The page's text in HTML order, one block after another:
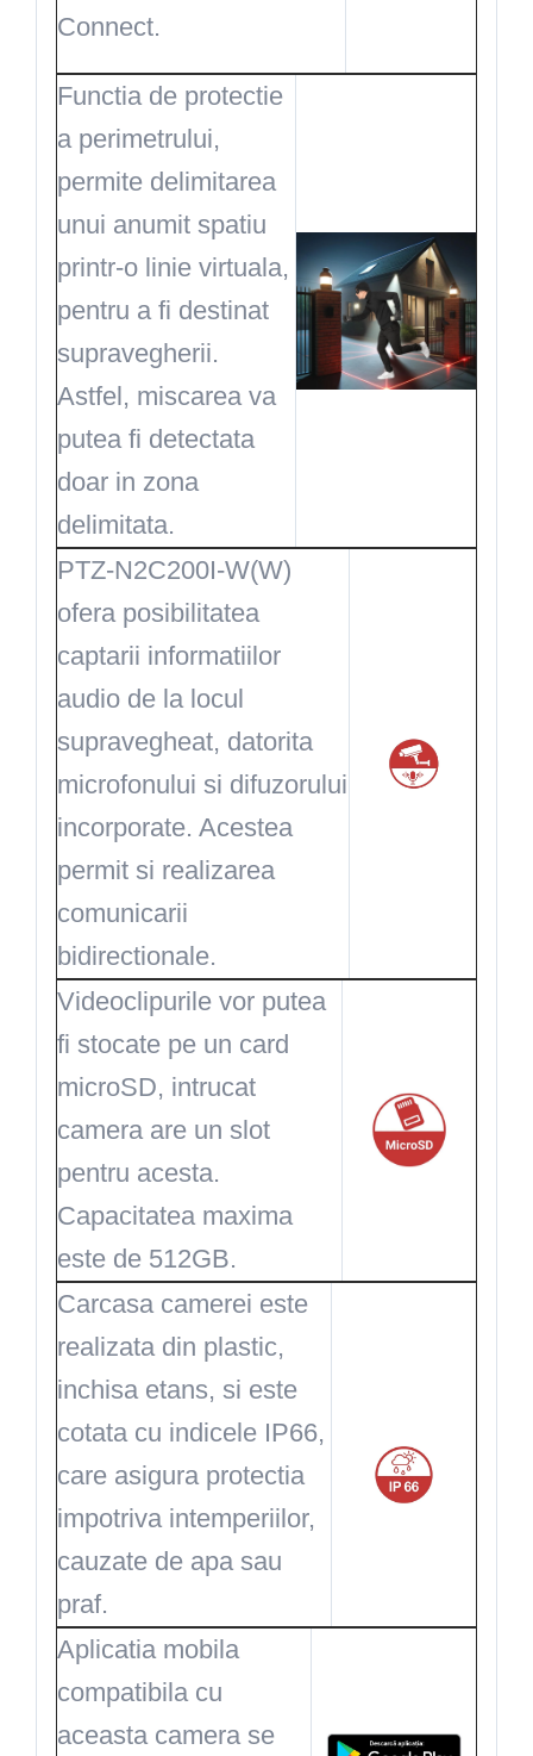
Connect.
Functia de protectie
a perimetrului,
permite delimitarea
unui anumit spatiu
printr-o linie virtuala,
pentru a fi destinat
supravegherii.
Astfel, miscarea va
putea fi detectata
doar in zona
delimitata.
PTZ-N2C200I-W(W)
ofera posibilitatea
captarii informatiilor
audio de la locul
supravegheat, datorita
microfonului si difuzorului
incorporate. Acestea
permit si realizarea
comunicarii
bidirectionale.
Videoclipurile vor putea
fi stocate pe un card
microSD, intrucat
camera are un slot
pentru acesta.
Capacitatea maxima
este de 512GB.
Carcasa camerei este
realizata din plastic,
inchisa etans, si este
cotata cu indicele IP66,
care asigura protectia
impotriva intemperiilor,
cauzate de apa sau
praf.
Aplicatia mobila
compatibila cu
aceasta camera se